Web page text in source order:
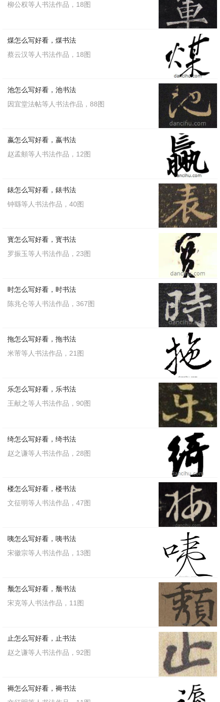
柳公权等人书法作品，18图
煤怎么写好看，煤书法
蔡云汉等人书法作品，18图
池怎么写好看，池书法
因宜堂法帖等人书法作品，88图
嬴怎么写好看，嬴书法
赵孟頫等人书法作品，12图
錶怎么写好看，錶书法
钟繇等人书法作品，40图
寳怎么写好看，寳书法
罗振玉等人书法作品，23图
时怎么写好看，时书法
陈兆仑等人书法作品，367图
拖怎么写好看，拖书法
米芾等人书法作品，21图
乐怎么写好看，乐书法
王献之等人书法作品，90图
绮怎么写好看，绮书法
赵之谦等人书法作品，28图
楼怎么写好看，楼书法
文征明等人书法作品，47图
咦怎么写好看，咦书法
宋徽宗等人书法作品，13图
颓怎么写好看，颓书法
宋克等人书法作品，11图
止怎么写好看，止书法
赵之谦等人书法作品，92图
褥怎么写好看，褥书法